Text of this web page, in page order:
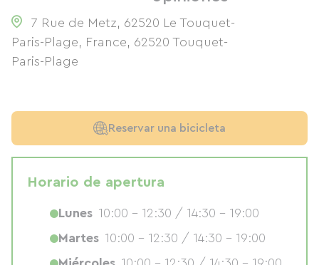
7 Rue de Metz, 62520 Le Touquet-
Paris-Plage, France, 62520 Touquet-
Paris-Plage
Reservar una bicicleta
Horario de apertura
Lunes 10:00 - 12:30 / 14:30 - 19:00
Martes 10:00 - 12:30 / 14:30 - 19:00